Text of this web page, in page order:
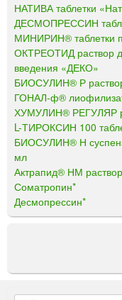
НАТИВА таблетки
ДЕСМОПРЕССИН
МИНИРИН® таблетки
ОКТРЕОТИД раствор
введения «ДЕКО»
БИОСУЛИН® Р
ГОНАЛ-ф®
ХУМУЛИН® РЕГУЛЯР
L-ТИРОКСИН 100
БИОСУЛИН® Н
мл
Актрапид® НМ
Соматропин*
Десмопрессин*